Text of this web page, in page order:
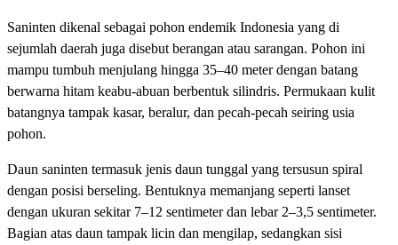
Saninten dikenal sebagai pohon endemik Indonesia yang di
sejumlah daerah juga disebut berangan atau sarangan. Pohon ini
mampu tumbuh menjulang hingga 35–40 meter dengan batang
berwarna hitam keabu-abuan berbentuk silindris. Permukaan kulit
batangnya tampak kasar, beralur, dan pecah-pecah seiring usia
pohon.
Daun saninten termasuk jenis daun tunggal yang tersusun spiral
dengan posisi berseling. Bentuknya memanjang seperti lanset
dengan ukuran sekitar 7–12 sentimeter dan lebar 2–3,5 sentimeter.
Bagian atas daun tampak licin dan mengilap, sedangkan sisi